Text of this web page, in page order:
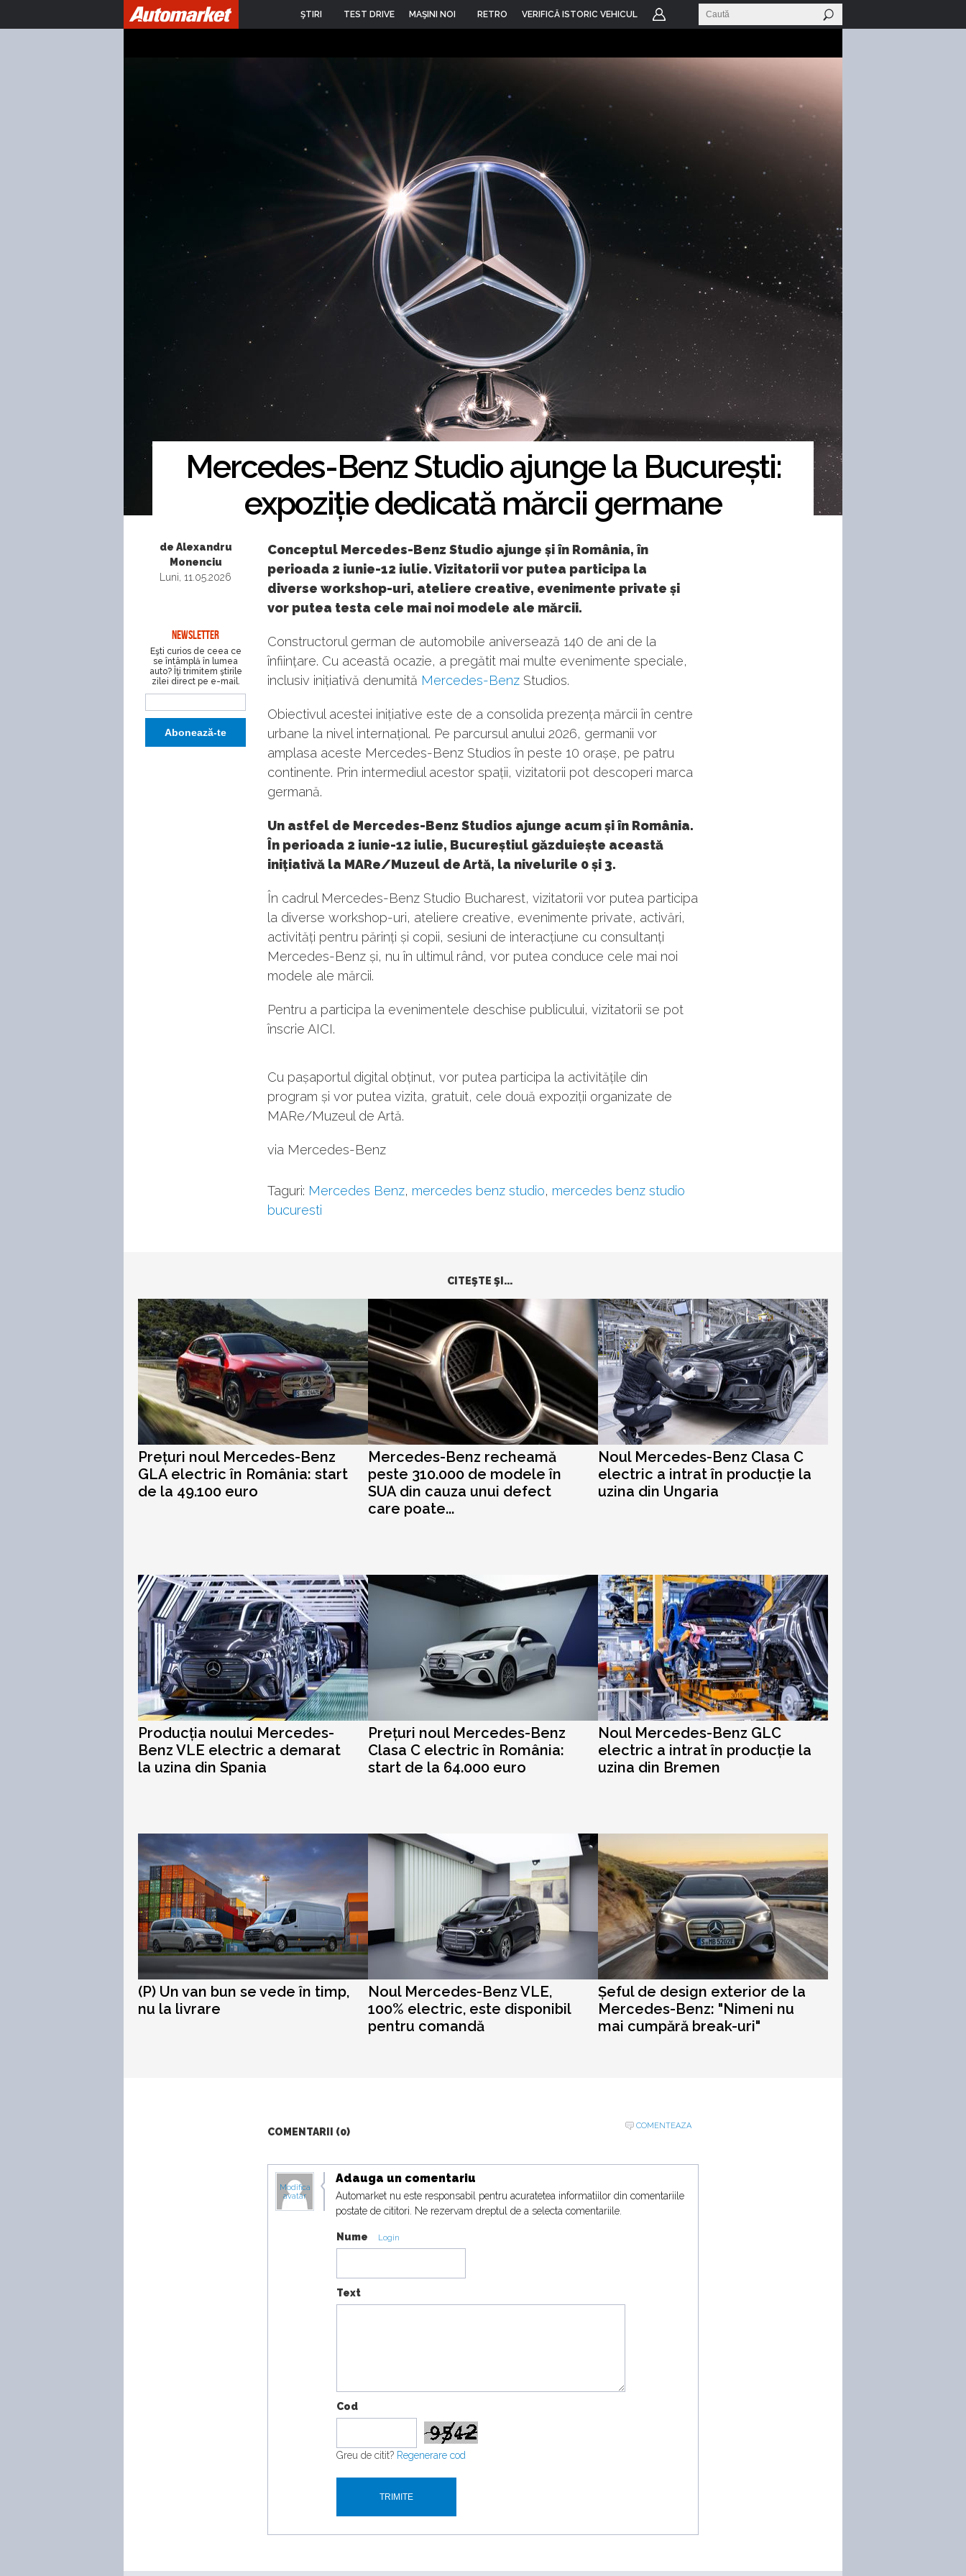
ŞTIRI TEST DRIVE MAŞINI NOI RETRO VERIFICĂ ISTORIC VEHICUL
Mercedes-Benz Studio ajunge la București:
expoziție dedicată mărcii germane
de Alexandru
Monenciu
Luni, 11.05.2026
NEWSLETTER
Eşti curios de ceea ce
se întâmplă în lumea
auto? Îţi trimitem ştirile
zilei direct pe e-mail.
Conceptul Mercedes-Benz Studio ajunge și în România, în
perioada 2 iunie-12 iulie. Vizitatorii vor putea participa la
diverse workshop-uri, ateliere creative, evenimente private și
vor putea testa cele mai noi modele ale mărcii.
Constructorul german de automobile aniversează 140 de ani de la
înființare. Cu această ocazie, a pregătit mai multe evenimente speciale,
inclusiv inițiativă denumită Mercedes-Benz Studios.
Obiectivul acestei inițiative este de a consolida prezența mărcii în centre
urbane la nivel internațional. Pe parcursul anului 2026, germanii vor
amplasa aceste Mercedes-Benz Studios în peste 10 orașe, pe patru
continente. Prin intermediul acestor spații, vizitatorii pot descoperi marca
germană.
Un astfel de Mercedes-Benz Studios ajunge acum și în România.
În perioada 2 iunie-12 iulie, Bucureștiul găzduiește această
inițiativă la MARe/Muzeul de Artă, la nivelurile 0 și 3.
În cadrul Mercedes-Benz Studio Bucharest, vizitatorii vor putea participa
la diverse workshop-uri, ateliere creative, evenimente private, activări,
activități pentru părinți și copii, sesiuni de interacțiune cu consultanți
Mercedes-Benz și, nu în ultimul rând, vor putea conduce cele mai noi
modele ale mărcii.
Pentru a participa la evenimentele deschise publicului, vizitatorii se pot
înscrie AICI.
Cu pașaportul digital obținut, vor putea participa la activitățile din
program și vor putea vizita, gratuit, cele două expoziții organizate de
MARe/Muzeul de Artă.
via Mercedes-Benz
Taguri: Mercedes Benz, mercedes benz studio, mercedes benz studio
bucuresti
CITEŞTE ŞI...
Prețuri noul Mercedes-Benz
GLA electric în România: start
de la 49.100 euro
Mercedes-Benz recheamă
peste 310.000 de modele în
SUA din cauza unui defect
care poate...
Noul Mercedes-Benz Clasa C
electric a intrat în producție la
uzina din Ungaria
Producția noului Mercedes-
Benz VLE electric a demarat
la uzina din Spania
Prețuri noul Mercedes-Benz
Clasa C electric în România:
start de la 64.000 euro
Noul Mercedes-Benz GLC
electric a intrat în producție la
uzina din Bremen
(P) Un van bun se vede în timp,
nu la livrare
Noul Mercedes-Benz VLE,
100% electric, este disponibil
pentru comandă
Șeful de design exterior de la
Mercedes-Benz: "Nimeni nu
mai cumpără break-uri"
COMENTARII (0)
COMENTEAZA
Modifica
avatar
Adauga un comentariu
Automarket nu este responsabil pentru acuratetea informatiilor din comentariile
postate de cititori. Ne rezervam dreptul de a selecta comentariile.
Nume Login
Text
Cod
Greu de citit? Regenerare cod